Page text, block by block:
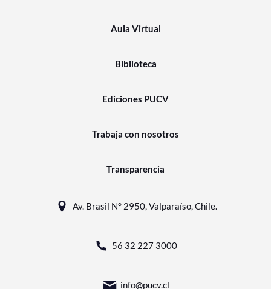
Aula Virtual
Biblioteca
Ediciones PUCV
Trabaja con nosotros
Transparencia
Av. Brasil N° 2950, Valparaíso, Chile.
56 32 227 3000
info@pucv.cl